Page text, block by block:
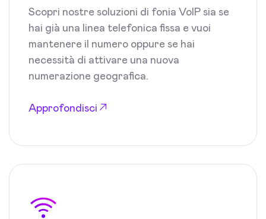
Scopri nostre soluzioni di fonia VoIP sia se
hai già una linea telefonica fissa e vuoi
mantenere il numero oppure se hai
necessità di attivare una nuova
numerazione geografica.
Approfondisci